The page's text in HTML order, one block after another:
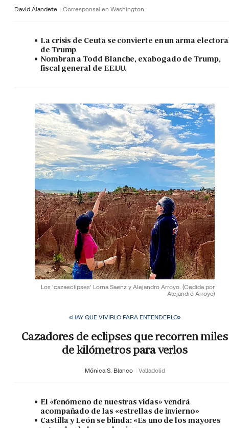
David Alandete Corresponsal en Washington
La crisis de Ceuta se convierte en un arma
de Trump
Nombran a Todd Blanche, exabogado de Trump,
fiscal general de EE.UU.
Los 'cazaeclipses' Lorna Saenz y Alejandro Arroyo. (Cedida por
Alejandro Arroyo)
«HAY QUE VIVIRLO PARA ENTENDERLO»
Cazadores de eclipses que recorren miles
de kilómetros para verlos
Mónica S. Blanco Valladolid
El «fenómeno de nuestras vidas» vendrá
acompañado de las «estrellas de invierno»
Castilla y León se blinda: «Es uno de los mayores